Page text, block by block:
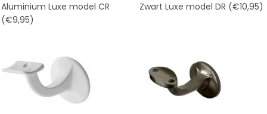
Aluminium Luxe model CR
(€9,95)
Zwart Luxe model DR (€10,95)